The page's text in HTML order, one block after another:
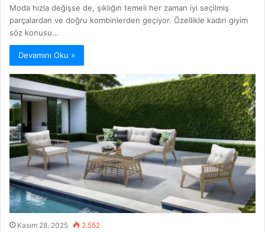
Moda hızla değişse de, şıklığın temeli her zaman iyi seçilmiş
parçalardan ve doğru kombinlerden geçiyor. Özellikle kadın giyim
söz konusu…
Devamını Oku »
Kasım 28, 2025 2.552